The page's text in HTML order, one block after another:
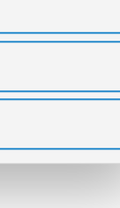
2.530 mm
175 mm